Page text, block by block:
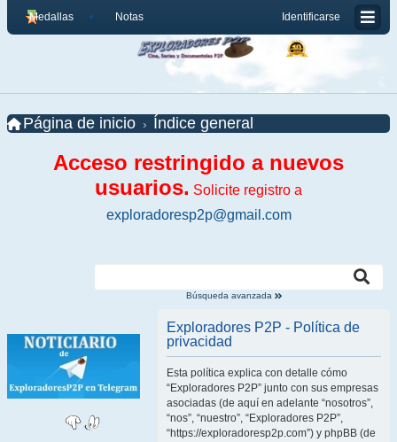
Identificarse
Medallas Notas
Página de inicio Índice general
Acceso restringido a nuevos
usuarios. Solicite registro a
exploradoresp2p@gmail.com
Búsqueda avanzada
Exploradores P2P - Política de
privacidad
Esta política explica con detalle cómo
“Exploradores P2P” junto con sus empresas
asociadas (de aquí en adelante “nosotros”,
“nos”, “nuestro”, “Exploradores P2P”,
“https://exploradoresp2p.com”) y phpBB (de